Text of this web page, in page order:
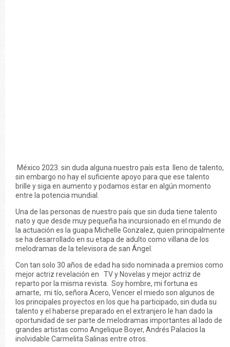
México 2023. sin duda alguna nuestro país esta lleno de talento,
sin embargo no hay el suficiente apoyo para que ese talento
brille y siga en aumento y podamos estar en algún momento
entre la potencia mundial.
Una de las personas de nuestro país que sin duda tiene talento
nato y que desde muy pequeña ha incursionado en el mundo de
la actuación es la guapa Michelle Gonzalez, quien principalmente
se ha desarrollado en su etapa de adulto como villana de los
melodramas de la televisora de san Ángel.
Con tan solo 30 años de edad ha sido nominada a premios como
mejor actriz revelación en TV y Novelas y mejor actriz de
reparto por la misma revista. Soy hombre, mi fortuna es
amarte, mi tío, señora Acero, Vencer el miedo son algunos de
los principales proyectos en los que ha participado, sin duda su
talento y el haberse preparado en el extranjero le han dado la
oportunidad de ser parte de melodramas importantes al lado de
grandes artistas como Angelique Boyer, Andrés Palacios la
inolvidable Carmelita Salinas entre otros.